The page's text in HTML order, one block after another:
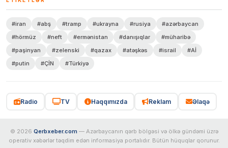
#iran #abş #tramp #ukrayna #rusiya
#azərbaycan
#hörmüz
#neft #ermənistan #danışıqlar
#müharibə
#paşinyan
#zelenski #qazax #atəşkəs #israil
#Aİ
#putin
#ÇİN #Türkiyə
Radio TV Haqqımızda Reklam Əlaqə
© 2026 Qerbxeber.com — Azərbaycanın qərb bölgəsi və ölkə gündəmi üzrə
operativ xəbərlər təqdim edən informasiya portalıdır. Bütün hüquqlar qorunur.